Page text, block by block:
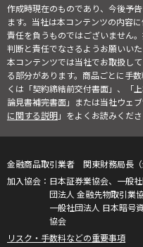
作成時現在のものであり、今後予
ます。当社は本コンテンツの内容
責任を負うものではございません
判断と責任でなさるようお願いいた
本コンテンツでは当社でお取扱し
る部分があります。商品ごとに手
くは「契約締結前交付書面」、「
論見書補完書面」または当社ウェ
に関する説明」をよくお読みくださ
金融商品取引業者 関東財務局長
日本証券業協会、一般
団法人 金融先物取引業協
一般社団法人 日本暗号
協会
リスク・手数料などの重要事項